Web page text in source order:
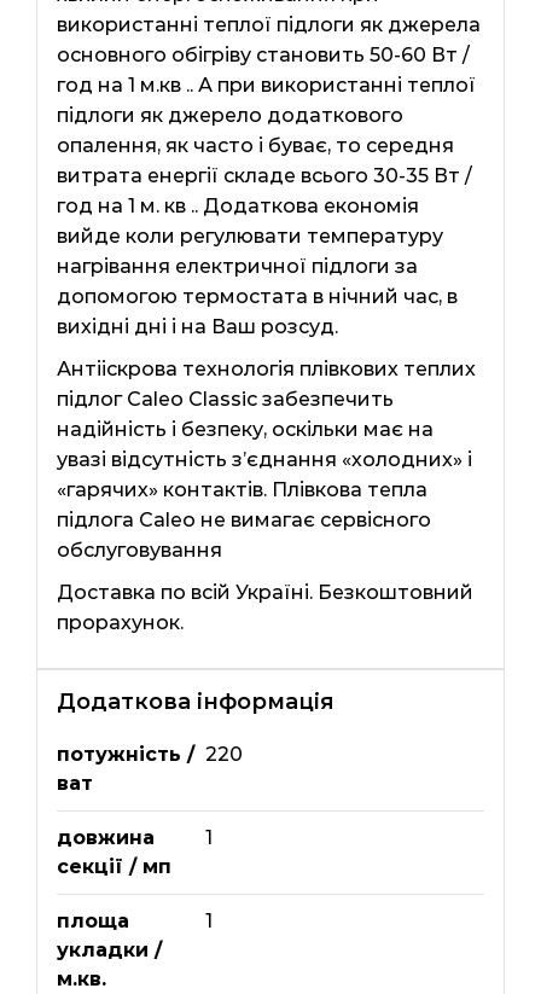
використанні теплої підлоги як джерела
основного обігріву становить 50-60 Вт /
год на 1 м.кв .. А при використанні теплої
підлоги як джерело додаткового
опалення, як часто і буває, то середня
витрата енергії складе всього 30-35 Вт /
год на 1 м. кв .. Додаткова економія
вийде коли регулювати температуру
нагрівання електричної підлоги за
допомогою термостата в нічний час, в
вихідні дні і на Ваш розсуд.
Антііскрова технологія плівкових теплих
підлог Caleo Classic забезпечить
надійність і безпеку, оскільки має на
увазі відсутність з’єднання «холодних» і
«гарячих» контактів. Плівкова тепла
підлога Сaleo не вимагає сервісного
обслуговування
Доставка по всій Україні. Безкоштовний
прорахунок.
Додаткова інформація
потужність /
ват
220
довжина
секції / мп
1
площа
укладки /
м.кв.
1